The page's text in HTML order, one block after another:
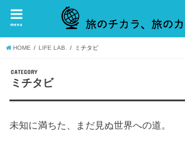
menu
HOME LIFE LAB. ミチタビ
CATEGORY
ミチタビ
未知に満ちた、まだ見ぬ世界への道。